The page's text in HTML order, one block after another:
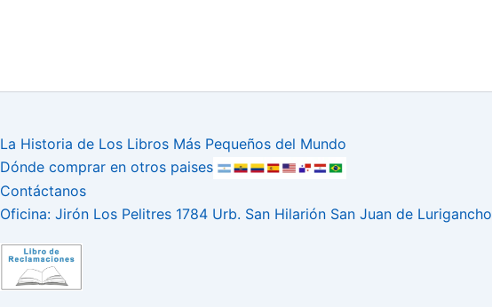
La Historia de Los Libros Más Pequeños del Mundo
Dónde comprar en otros paises
Contáctanos
Oficina: Jirón Los Pelitres 1784 Urb. San Hilarión San Juan de Lurigancho